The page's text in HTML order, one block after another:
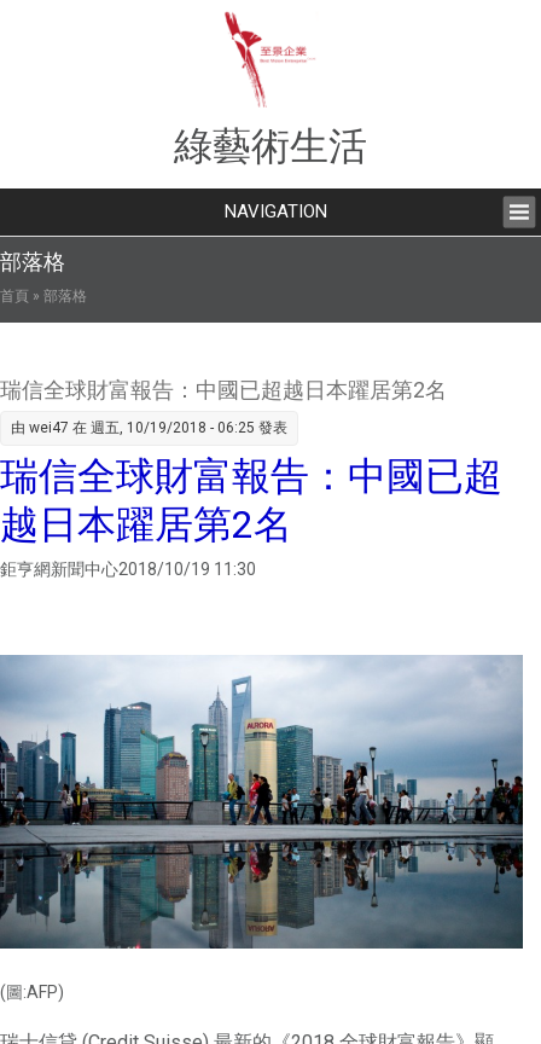
綠藝術生活
NAVIGATION
部落格
您在這裡
首頁 » 部落格
瑞信全球財富報告：中國已超越日本躍居第2名
由 wei47 在 週五, 10/19/2018 - 06:25 發表
瑞信全球財富報告：中國已超
越日本躍居第2名
鉅亨網新聞中心2018/10/19 11:30
(圖:AFP)